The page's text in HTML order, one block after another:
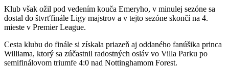
Klub však ožil pod vedením kouča Emeryho, v minulej sezóne sa
dostal do štvrťfinále Ligy majstrov a v tejto sezóne skončí na 4.
mieste v Premier League.
Cesta klubu do finále si získala priazeň aj oddaného fanúšika princa
Williama, ktorý sa zúčastnil radostných osláv vo Villa Parku po
semifinálovom triumfe 4:0 nad Nottinghamom Forest.